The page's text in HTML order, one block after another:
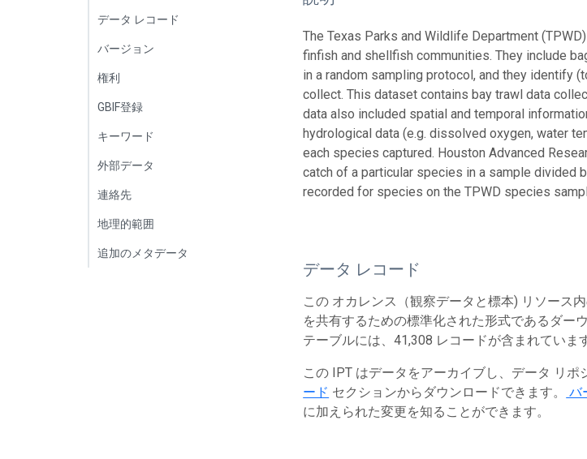
データ レコード
バージョン
権利
GBIF登録
キーワード
外部データ
連絡先
地理的範囲
追加のメタデータ
The Texas Parks and Wildlife Department
finfish and shellfish communities. They include
in a random sampling protocol, and they identify
collect. This dataset contains bay trawl data
data also included spatial and temporal
hydrological data (e.g. dissolved oxygen, water
each species captured. Houston Advanced
catch of a particular species in a sample divided
recorded for species on the TPWD species
データ レコード
この オカレンス（観察データと標本) リソース
を共有するための標準化された形式であるダー
テーブルには、41,308 レコードが含まれていま
この IPT はデータをアーカイブし、データ リ
ード セクションからダウンロードできます。 バ
に加えられた変更を知ることができます。